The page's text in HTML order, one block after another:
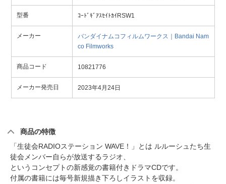
型番 ｺｰﾄﾞｷﾞｱｽｾｲﾄｶｲRSW1
メーカー
バンダイナムコフィルムワークス｜Bandai Nam
co Filmworks
商品コード 10821776
メーカー発売日 2023年4月24日
商品の特徴
「生徒会RADIOステーション WAVE！」とは ルルーシュたち生
徒会メンバー自らが放送するラジオ、
というコンセプトの新感覚の書籍付きドラマCDです。
付属の書籍には毎号新規描き下ろしイラストを収録。